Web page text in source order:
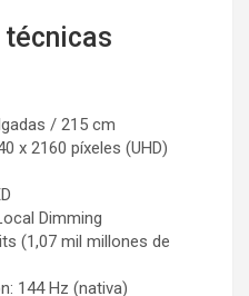
/ 215 cm
x 2160 píxeles (UHD)
Dimming
(1,07 mil millones de
144 Hz (nativa)